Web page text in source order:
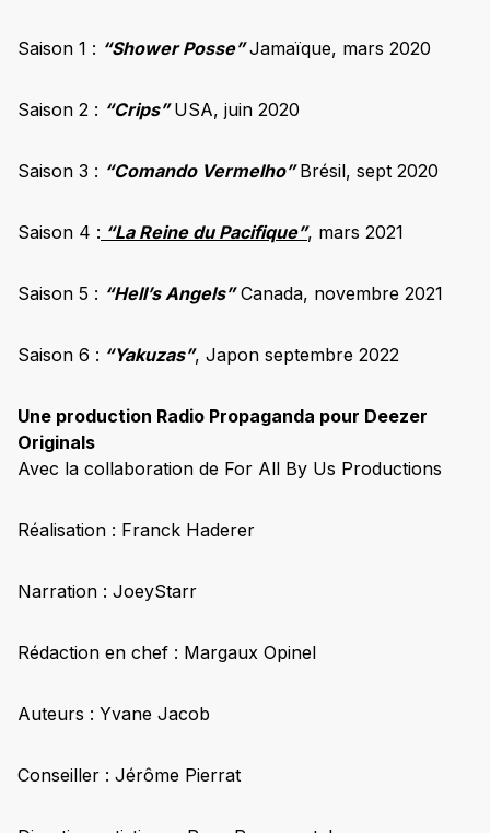
Saison 1 : “Shower Posse”Jamaïque, mars 2020
Saison 2 : “Crips”USA, juin 2020
Saison 3 : “Comando Vermelho”Brésil, sept 2020
Saison 4 : “La Reine du Pacifique”, mars 2021
Saison 5 : “Hell’s Angels”Canada, novembre 2021
Saison 6 : “Yakuzas”, Japon septembre 2022
Une production Radio Propaganda pour Deezer
Originals
Avec la collaboration de For All By Us Productions
Réalisation : Franck Haderer
Narration : JoeyStarr
Rédaction en chef : Margaux Opinel
Auteurs : Yvane Jacob
Conseiller : Jérôme Pierrat